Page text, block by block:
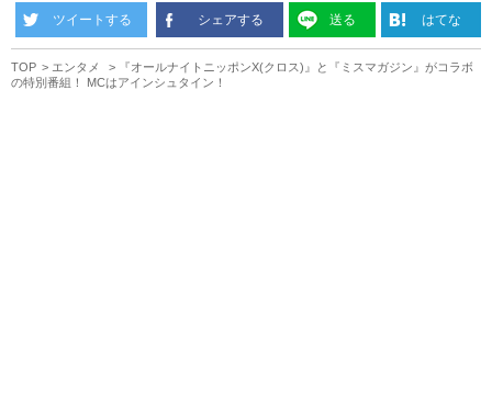
ツイートする シェアする 送る はてな
TOP エンタメ
『オールナイトニッポンX(クロス)』と『ミスマガジン』がコラボ
の特別番組！ MCはアインシュタイン！